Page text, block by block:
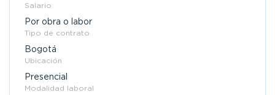
Salario
Por obra o labor
Tipo de contrato
Bogotá
Ubicación
Presencial
Modalidad laboral